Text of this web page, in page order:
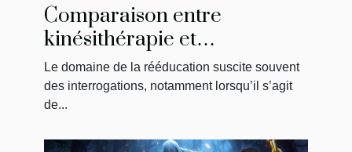
Comparaison entre
kinésithérapie et
physiothérapie : ce qu'il faut
savoir
Le domaine de la rééducation suscite souvent
des interrogations, notamment lorsqu’il s’agit
de...